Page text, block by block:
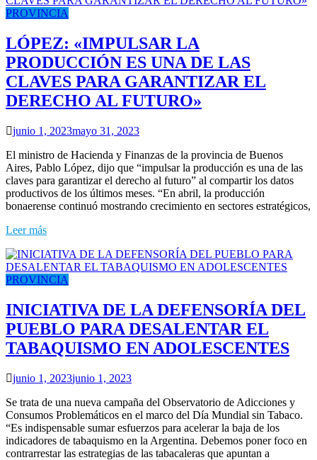
PROVINCIA
LÓPEZ: «IMPULSAR LA
PRODUCCIÓN ES UNA DE LAS
CLAVES PARA GARANTIZAR EL
DERECHO AL FUTURO»
junio 1, 2023mayo 31, 2023
El ministro de Hacienda y Finanzas de la provincia de Buenos
Aires, Pablo López, dijo que “impulsar la producción es una de las
claves para garantizar el derecho al futuro” al compartir los datos
productivos de los últimos meses. “En abril, la producción
bonaerense continuó mostrando crecimiento en sectores estratégicos,
Leer más
PROVINCIA
INICIATIVA DE LA DEFENSORÍA DEL
PUEBLO PARA DESALENTAR EL
TABAQUISMO EN ADOLESCENTES
junio 1, 2023junio 1, 2023
Se trata de una nueva campaña del Observatorio de Adicciones y
Consumos Problemáticos en el marco del Día Mundial sin Tabaco.
“Es indispensable sumar esfuerzos para acelerar la baja de los
indicadores de tabaquismo en la Argentina. Debemos poner foco en
contrarrestar las estrategias de las tabacaleras que apuntan a